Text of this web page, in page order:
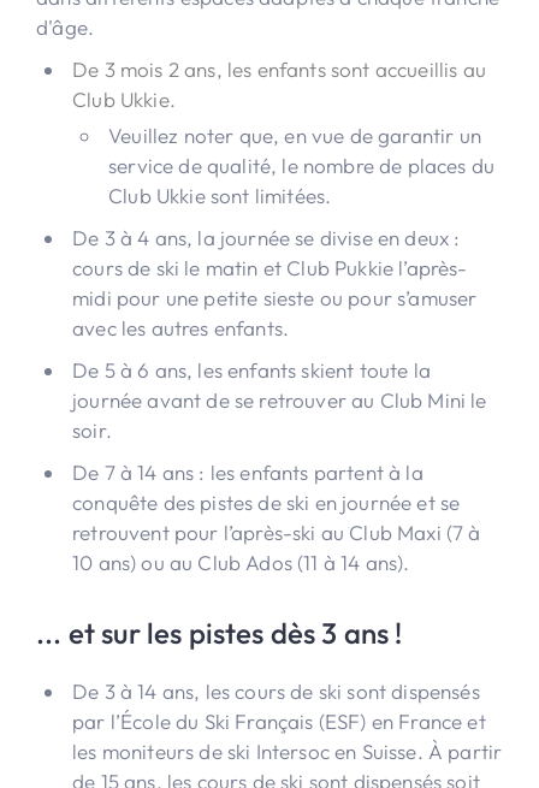
d'âge.
De 3 mois 2 ans, les enfants sont accueillis au
Club Ukkie.
Veuillez noter que, en vue de garantir un
service de qualité, le nombre de places du
Club Ukkie sont limitées.
De 3 à 4 ans, la journée se divise en deux :
cours de ski le matin et Club Pukkie l’après-
midi pour une petite sieste ou pour s’amuser
avec les autres enfants.
De 5 à 6 ans, les enfants skient toute la
journée avant de se retrouver au Club Mini le
soir.
De 7 à 14 ans : les enfants partent à la
conquête des pistes de ski en journée et se
retrouvent pour l’après-ski au Club Maxi (7 à
10 ans) ou au Club Ados (11 à 14 ans).
... et sur les pistes dès 3 ans !
De 3 à 14 ans, les cours de ski sont dispensés
par l’École du Ski Français (ESF) en France et
les moniteurs de ski Intersoc en Suisse. À partir
de 15 ans, les cours de ski sont dispensés soit